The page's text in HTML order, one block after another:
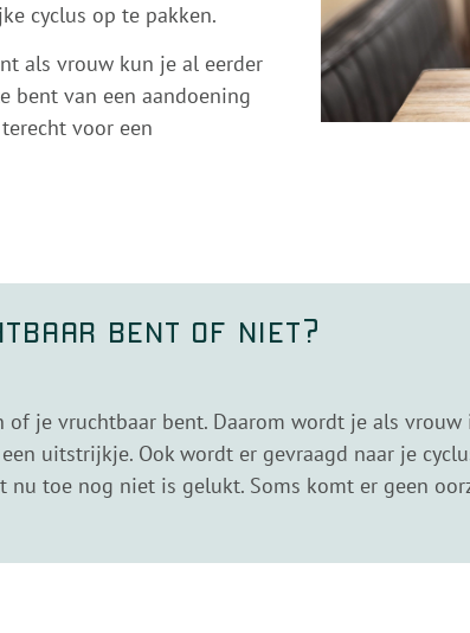
cyclus op te pakken.
als vrouw kun je al eerder
bent van een aandoening
voor een
bent of niet?
je vruchtbaar bent. Daarom wordt je als
uitstrijkje. Ook wordt er gevraagd naar je
toe nog niet is gelukt. Soms komt er geen